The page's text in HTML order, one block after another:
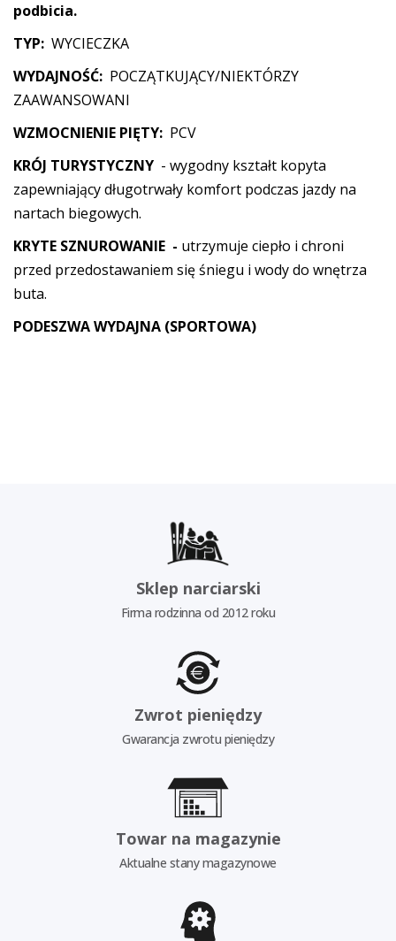
podbicia.
TYP: WYCIECZKA
WYDAJNOŚĆ: POCZĄTKUJĄCY/NIEKTÓRZY
ZAAWANSOWANI
WZMOCNIENIE PIĘTY: PCV
KRÓJ TURYSTYCZNY - wygodny kształt kopyta
zapewniający długotrwały komfort podczas jazdy na
nartach biegowych.
KRYTE SZNUROWANIE - utrzymuje ciepło i chroni
przed przedostawaniem się śniegu i wody do wnętrza
buta.
PODESZWA WYDAJNA (SPORTOWA)
Sklep narciarski
Firma rodzinna od 2012 roku
Zwrot pieniędzy
Gwarancja zwrotu pieniędzy
Towar na magazynie
Aktualne stany magazynowe